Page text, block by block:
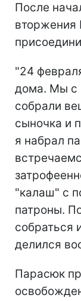
После
"24
дома. Мы с
собрали
сыночка и
я набрал
"калаш" с
патроны.
собраться
делился
Парасюк